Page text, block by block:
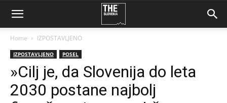
Home IZPOSTAVLJENO
IZPOSTAVLJENO POSEL
»Cilj je, da Slovenija do leta
2030 postane najbolj